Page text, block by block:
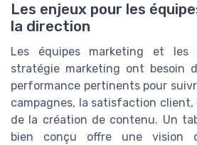
Les enjeux pour les
la direction
Les équipes marketing et les
stratégie marketing ont besoin
performance pertinents pour
campagnes, la satisfaction client,
de la création de contenu. Un
bien conçu offre une vision